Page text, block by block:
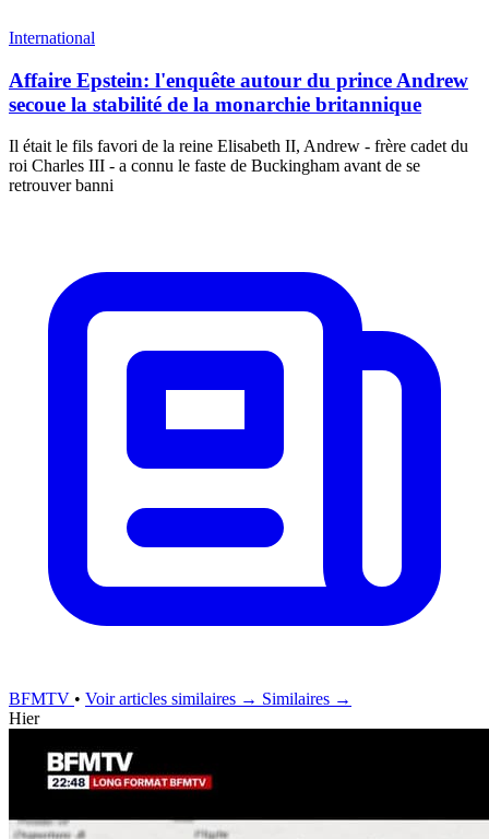
International
Affaire Epstein: l'enquête autour du prince Andrew
secoue la stabilité de la monarchie britannique
Il était le fils favori de la reine Elisabeth II, Andrew - frère cadet du
roi Charles III - a connu le faste de Buckingham avant de se
retrouver banni
BFMTV • Voir articles similaires → Similaires →
Hier